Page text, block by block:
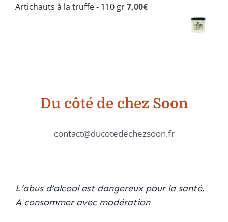
Artichauts à la truffe - 110 gr7,00€
Du côté de chez Soon
contact@ducotedechezsoon.fr
L’abus d’alcool est dangereux pour la santé.
A consommer avec modération